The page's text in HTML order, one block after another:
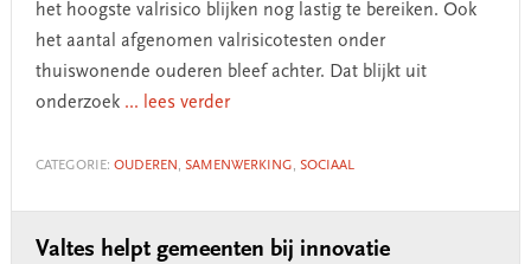
het hoogste valrisico blijken nog lastig te bereiken. Ook
het aantal afgenomen valrisicotesten onder
thuiswonende ouderen bleef achter. Dat blijkt uit
onderzoek ... lees verder
CATEGORIE: OUDEREN , SAMENWERKING, SOCIAAL
Valtes helpt gemeenten bij innovatie